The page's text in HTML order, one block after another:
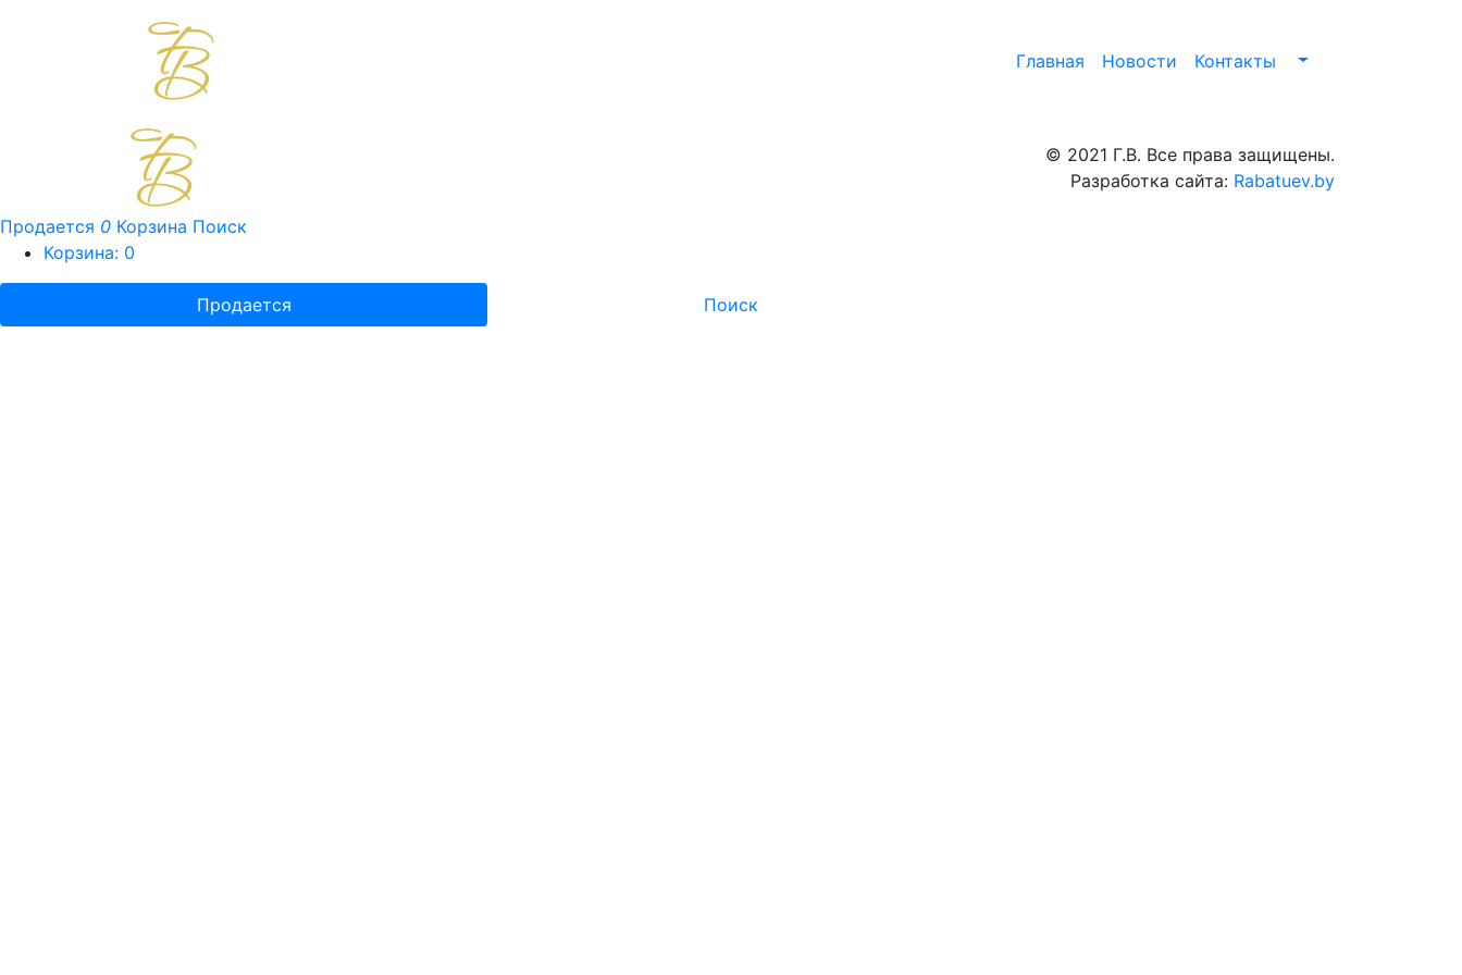
Главная Новости Контакты
© 2021 Г.В. Все права защищены.
Разработка сайта: Rabatuev.by
Продается 0 Корзина Поиск
Корзина: 0
Продается Поиск